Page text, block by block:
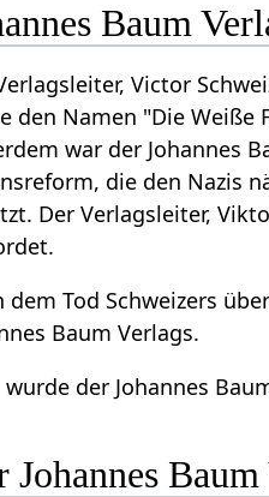
Baum
Victor
den Namen "Die
war der Johannes
die den Nazis
Der Verlagsleiter,
dem Tod Schweizers
Baum Verlags.
wurde der Johannes
Johannes